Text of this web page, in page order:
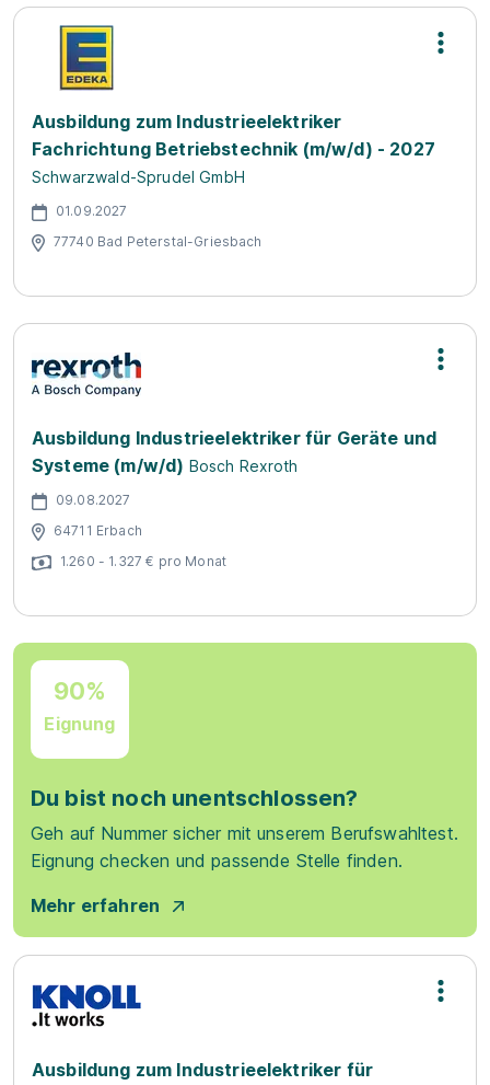
Ausbildung zum Industrieelektriker
Fachrichtung Betriebstechnik (m/w/d) - 2027
Schwarzwald-Sprudel GmbH
01.09.2027
77740 Bad Peterstal-Griesbach
Ausbildung Industrieelektriker für Geräte und
Systeme (m/w/d) Bosch Rexroth
09.08.2027
64711 Erbach
1.260 - 1.327 € pro Monat
90%
Eignung
Du bist noch unentschlossen?
Geh auf Nummer sicher mit unserem Berufswahltest.
Eignung checken und passende Stelle finden.
Mehr erfahren
Ausbildung zum Industrieelektriker für